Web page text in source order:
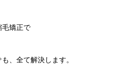
毛矯正で
、全て解決します。